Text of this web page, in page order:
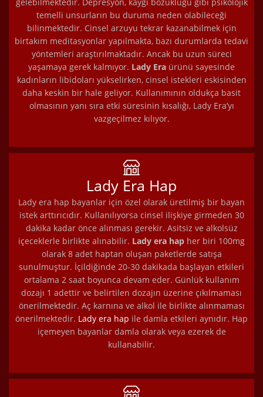
gelebilmektedir. Depresyon, kaygı bozukluğu gibi psikolojik
temelli unsurların bu duruma neden olabileceği
bilinmektedir. Cinsel arzuyu tekrar kazanabilmek için
birtakım meditasyonlar yapılmakta, bazı durumlarda tedavi
yöntemleri araştırılmaktadır. Ancak bu uzun süreci
yaşamaya gerek kalmıyor. Lady Era ürünü sayesinde
kadınların libidoları yükselirken, cinsel istekleri eskisinden
daha keskin bir hale geliyor. Kullanımının oldukça basit
olmasının yanı sıra etki süresinin kısalığı, Lady Era’yı
vazgeçilmez kılıyor.
Lady Era Hap
Lady era hap bayanlar için özel olarak üretilmiş bir bayan
istek arttırıcıdır. Kullanılıyorsa cinsel ilişkiye girmeden 30
dakika kadar önce alınması gerekir. Asitsiz ve alkolsüz
içeceklerle birlikte alınabilir. Lady era hap her biri 100mg
olarak 8 adet haptan oluşan paketlerde satışa
sunulmuştur. İçildiğinde 20-30 dakikada başlayan etkileri
ortalama 2 saat boyunca devam eder. Günlük kullanım
dozajı 1 adettir ve belirtilen dozajın üzerine çıkılmaması
önerilmektedir. Aç karnına ve alkol ile birlikte alınmaması
önerilmektedir. Lady era hap ile damla etkileri aynıdır. Hap
içemeyen bayanlar damla olarak veya ezerek de
kullanabilir.